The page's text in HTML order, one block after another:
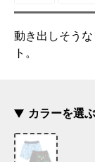
動き出しそう
ト。
カラーを選ぶ